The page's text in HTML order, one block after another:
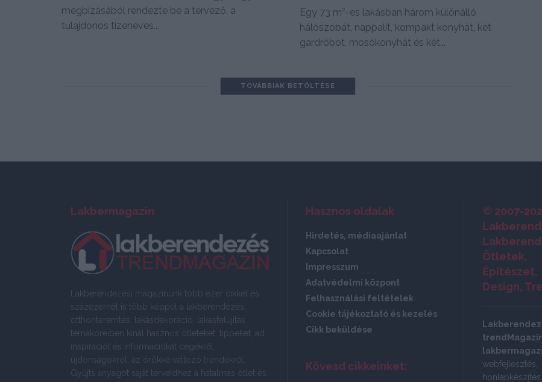
megbízásából rendezte be a tervező, a
tulajdonos tizenéves...
Egy 73 m²-es lakásban három különálló
hálószobát, nappalit, kompakt konyhát, két
gardróbot, mosókonyhát és két...
TOVÁBBIAK BETÖLTÉSE
Lakbermagazin
Lakberendezési magazinunk több ezer cikkel és
százezernél is több képpel a lakberendezés,
otthonteremtés, lakásdekoráció, lakásfelújítás
témaköreiben kínál hasznos ötleteket, tippeket, ad
inspirációt és információkat cégekről,
újdonságokról, az örökké változó trendekről.
Gyűjts anyagot saját terveidhez a hatalmas ötlet és
Hasznos oldalak
Hirdetés, médiaajánlat
Kapcsolat
Impresszum
Adatvédelmi központ
Felhasználási feltételek
Cookie tájékoztató és kezelés
Cikk beküldése
Kövesd cikkeinket:
© 2007-
Ötletek,
Építészet,
Design,
webfejlesztés,